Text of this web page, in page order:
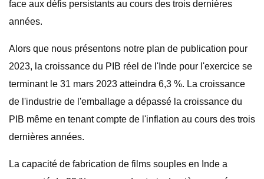
face aux défis persistants au cours des trois dernières
années.
Alors que nous présentons notre plan de publication pour
2023, la croissance du PIB réel de l'Inde pour l'exercice se
terminant le 31 mars 2023 atteindra 6,3 %. La croissance
de l'industrie de l'emballage a dépassé la croissance du
PIB même en tenant compte de l'inflation au cours des trois
dernières années.
La capacité de fabrication de films souples en Inde a